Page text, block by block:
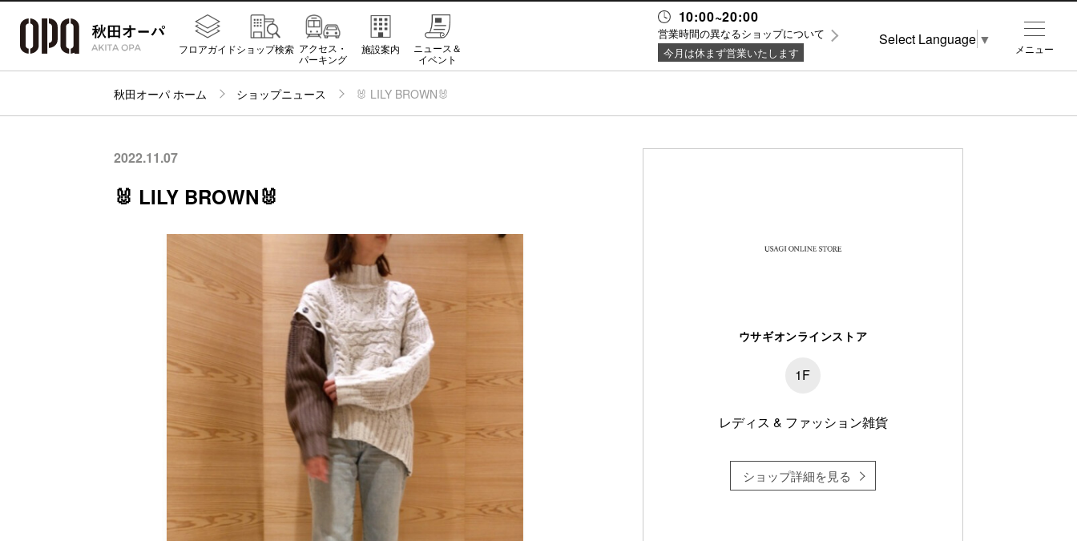
10:00~20:00
営業時間の異なるショップについて
今月は休まず営業いたします
フロアガイドショップ検索 アクセス・
パーキング
施設案内
ニュース＆
イベント
秋田オーパ ホーム ショップニュース 🐰 LILY BROWN🐰
2022.11.07
🐰 LILY BROWN🐰
ウサギオンラインストア
1F
レディス & ファッション雑貨
ショップ詳細を見る
メニュー
Select Language ▼